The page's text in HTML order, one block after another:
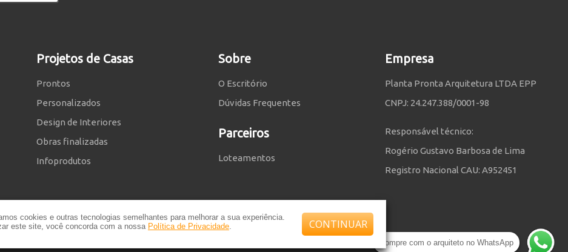
cookies e outras tecnologias semelhantes para melhorar a sua experiência.
este site, você concorda com a nossa Política de Privacidade. CONTINUAR
Projetos de Casas
Prontos
Personalizados
Design de Interiores
Obras finalizadas
Infoprodutos
Sobre
O Escritório
Dúvidas Frequentes
Parceiros
Loteamentos
Empresa
Planta Pronta Arquitetura LTDA EPP
CNPJ: 24.247.388/0001-98
Responsável técnico:
Rogério Gustavo Barbosa de Lima
Registro Nacional CAU: A952451
| © 2014 - 2026 Powered by Planta Pronta
Compre com o arquiteto no WhatsApp